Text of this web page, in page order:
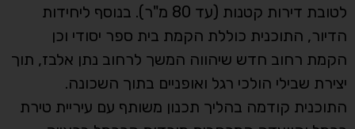
לטובת דירות קטנות (עד 80 מ"ר). בנוסף ליחידות
הדיור, התוכנית כוללת הקמת בית ספר יסודי וכן
הקמת רחוב חדש שיהווה המשך לרחוב נתן אלבז, תוך
יצירת שבילי הולכי רגל ואופניים בתוך השכונה.
התוכנית קודמה בהליך תכנון משותף עם עיריית טירת